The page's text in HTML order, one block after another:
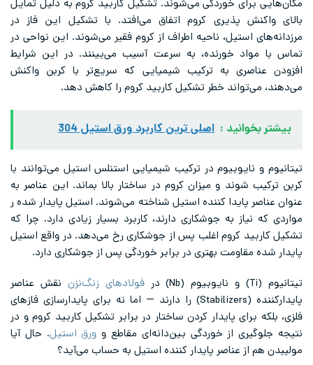
مکان‌هایی برای خوردگی می‌شوند. تشکیل کاربید کروم به دلیل تمایل
بالای واکنش پذیری کروم اتفاق می‌افتد. با تشکیل این فاز در
مرزدانه‌های استیل، ناحیه اطراف از کروم فقیر می‌شوند. این نواحی در
تماس با مواد خورنده، به سرعت آسیب می‌بینند. در این شرایط
افزودن عناصری به ترکیب شیمیایی که سریع‌تر با کربن واکنش
می‌دهند، می‌تواند خطر تشکیل کاربید کروم را کاهش دهد.
بیشتر بخوانید : اصلی ترین کاربرد ورق استیل 304
تیتانیوم و نایوبیوم در ترکیب شیمیایی استنلس استیل می‌توانند با
کربن ترکیب شوند و میزان کروم در ساختار بالا بماند. این عناصر به
عنوان عناصر پایدا کننده استیل شناخته می‌شوند. استیل پایدار شده ر
مواردی که نیاز به جوشکاری دارند، کاربرد بسیار زیادی دارد. چرا که
تشکیل کاربید کروم اغلب پس از جوشکاری رخ می‌دهد. در واقع استیل
پایدار شده مقاومت بهتری در برابر خوردگی پس از جوشکاری دارد.
تیتانیوم (Ti) و نایوبیوم (Nb) در
فولادهای زنگ‌نزن نقش عناصر
پایدارکننده (Stabilizers) را دارند — اما نه برای پایدارسازی فازهای
فلزی، بلکه برای پایدار کردن ساختار در برابر تشکیل کاربید کروم و در
نتیجه جلوگیری از خوردگی بین‌دانه‌ای مقاطع و ورق استیل. حال آیا
مولیبدن هم از عناصر پایدار کننده استیل به حساب می‌آید؟